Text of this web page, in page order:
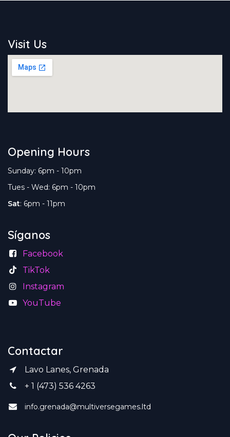
Visit Us
Opening Hours
Sunday: 6pm - 10pm
Tues - Wed: 6pm - 10pm
Sat: 6pm - 11pm
Síganos
Facebook
TikTok
Instagram
YouTube
Contactar
Lavo Lanes, Grenada
+ 1 (473) 536 4263
info.grenada@multiversegames.ltd